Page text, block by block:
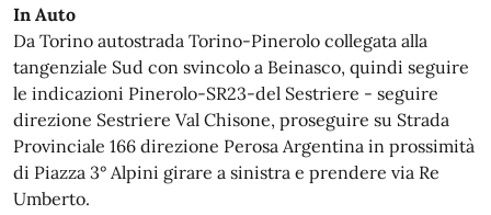
In Auto
Da Torino autostrada Torino-Pinerolo collegata alla
tangenziale Sud con svincolo a Beinasco, quindi seguire
le indicazioni Pinerolo-SR23-del Sestriere - seguire
direzione Sestriere Val Chisone, proseguire su Strada
Provinciale 166 direzione Perosa Argentina in prossimità
di Piazza 3° Alpini girare a sinistra e prendere via Re
Umberto.